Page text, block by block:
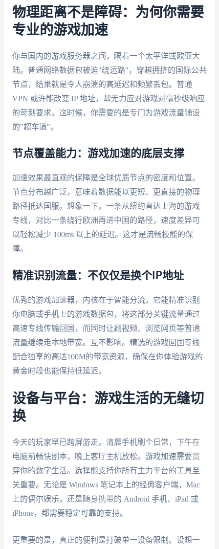
物理距离不是障碍：为何你需要
专业的游戏加速
你与国内的游戏服务器之间，隔着一个太平洋或欧亚大
陆。普通网络数据包被迫"绕远路"，穿越拥挤的国际公共
节点，结果就是令人崩溃的高延迟和频繁丢包。普通
VPN 或许能改变 IP 地址，却无力应对游戏对毫秒级响应
的苛刻要求。这时候，你需要的是专门为游戏流量铺设
的"超车道"。
节点覆盖能力：游戏加速的底层支撑
加速效果最直观的保障是全球优质节点的密度和位置。
节点分布越广泛，意味着数据能以更短、更直接的物理
路径抵达国服。想象一下，一条从纽约直达上海的游戏
专线，对比一条绕行欧洲再进中国的路径，速度差异可
以轻松减少 100ms 以上的延迟。这才是流畅技能的保
障。
精准识别流量：不仅仅是换个IP地址
优秀的游戏加速器，内核在于智能分流。它能精准识别
你电脑或手机上的游戏数据包，将这部分关键流量通过
高速专线传输回国，而同时让刷视频、浏览网页等普通
流量继续走本地带宽。互不影响。精选的游戏回国专线
配合独享的高达100M的带宽资源，确保在你体验游戏的
黄金时段也能保持低延迟。
设备与平台：游戏生活的无缝切
换
今天的玩家早已跨屏游走。清晨手机刷个日常，下午在
电脑前畅快副本，晚上客厅主机放松。游戏加速需要贯
穿你的数字生活。选择能支持你所有主力平台的工具至
关重要。无论是 Windows 笔记本上的经典客户端，Mac
上的偶尔娱乐，还是随身携带的 Android 手机、iPad 或
iPhone，都需要稳定可靠的支持。
更重要的是，真正的便利是打破单一设备限制。设想一